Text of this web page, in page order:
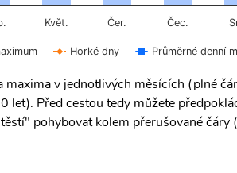
Horké dny Průměrné denní
Květ. Čer. Čec.
v jednotlivých měsících (plné
Před cestou tedy můžete
pohybovat kolem přerušované